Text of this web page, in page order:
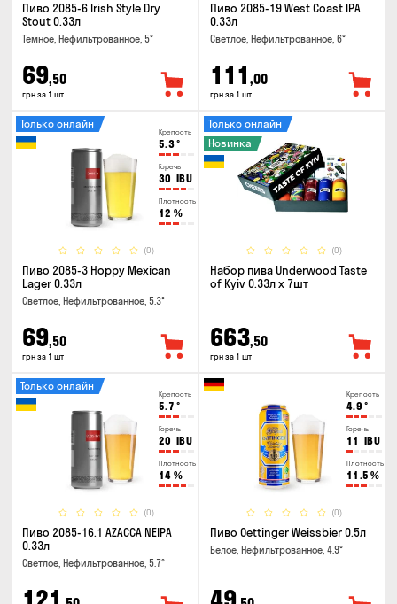
Пиво 2085-6 Irish Style Dry
Stout 0.33л
Темное, Нефильтрованное, 5°
69,50
грн за 1 шт
Пиво 2085-19 West Coast IPA
0.33л
Светлое, Нефильтрованное, 6°
111 ,00
грн за 1 шт
Крепость
5.3°
Горечь
30 IBU
Плотность
12 %
(0)
Только онлайн
Пиво 2085-3 Hoppy Mexican
Lager 0.33л
Светлое, Нефильтрованное, 5.3°
69,50
грн за 1 шт
(0)
Только онлайн
Новинка
Набор пива Underwood Taste
of Kyiv 0.33л x 7шт
663,50
грн за 1 шт
Крепость
5.7 °
Горечь
20 IBU
Плотность
14 %
(0)
Только онлайн
Пиво 2085-16.1 AZACCA NEIPA
0.33л
Светлое, Нефильтрованное, 5.7°
Крепость
4.9 °
Горечь
11 IBU
Плотность
11.5 %
(0)
Пиво Oettinger Weissbier 0.5л
Белое, Нефильтрованное, 4.9°